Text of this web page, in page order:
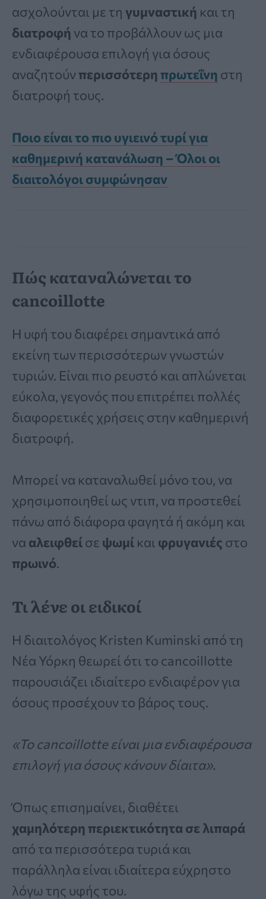
ασχολούνται με τη γυμναστική και τη
διατροφή να το προβάλλουν ως μια
ενδιαφέρουσα επιλογή για όσους
αναζητούν περισσότερηπρωτεΐνη στη
διατροφή τους.
Ποιο είναι το πιο υγιεινό τυρί για
καθημερινή κατανάλωση – Όλοι οι
διαιτολόγοι συμφώνησαν
Πώς καταναλώνεται το
cancoillotte
Η υφή του διαφέρει σημαντικά από
εκείνη των περισσότερων γνωστών
τυριών. Είναι πιο ρευστό και απλώνεται
εύκολα, γεγονός που επιτρέπει πολλές
διαφορετικές χρήσεις στην καθημερινή
διατροφή.
Μπορεί να καταναλωθεί μόνο του, να
χρησιμοποιηθεί ως ντιπ, να προστεθεί
πάνω από διάφορα φαγητά ή ακόμη και
να αλειφθείσε ψωμί και φρυγανιές στο
πρωινό.
Τι λένε οι ειδικοί
Η διαιτολόγος Kristen Kuminski από τη
Νέα Υόρκη θεωρεί ότι το cancoillotte
παρουσιάζει ιδιαίτερο ενδιαφέρον για
όσους προσέχουν το βάρος τους.
«Το cancoillotte είναι μια ενδιαφέρουσα
επιλογή για όσους κάνουν δίαιτα».
Όπως επισημαίνει, διαθέτει
χαμηλότερη περιεκτικότητα σε λιπαρά
από τα περισσότερα τυριά και
παράλληλα είναι ιδιαίτερα εύχρηστο
λόγω της υφής του.